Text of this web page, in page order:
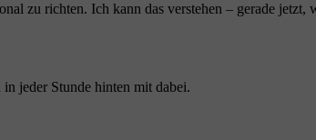
zu richten. Ich kann das verstehen – gerade
jeder Stunde hinten mit dabei.